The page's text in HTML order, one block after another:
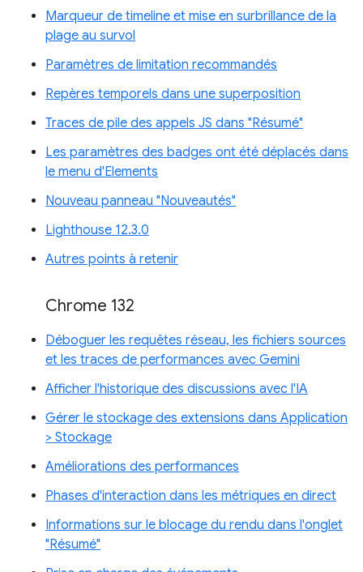
Marqueur de timeline et mise en surbrillance de la
plage au survol
Paramètres de limitation recommandés
Repères temporels dans une superposition
Traces de pile des appels JS dans "Résumé"
Les paramètres des badges ont été déplacés dans
le menu d'Elements
Nouveau panneau "Nouveautés"
Lighthouse 12.3.0
Autres points à retenir
Chrome 132
Déboguer les requêtes réseau, les fichiers sources
et les traces de performances avec Gemini
Afficher l'historique des discussions avec l'IA
Gérer le stockage des extensions dans Application
> Stockage
Améliorations des performances
Phases d'interaction dans les métriques en direct
Informations sur le blocage du rendu dans l'onglet
"Résumé"